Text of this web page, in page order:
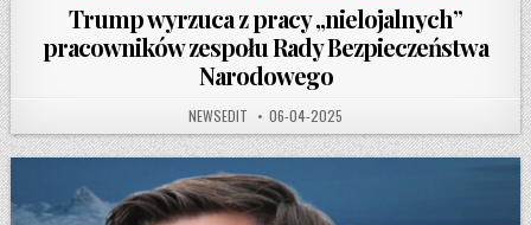
Trump wyrzuca z pracy „nielojalnych”
pracowników zespołu Rady Bezpieczeństwa
Narodowego
AUTHOR:
NEWSEDIT PUBLISHED DATE:
06-04-2025